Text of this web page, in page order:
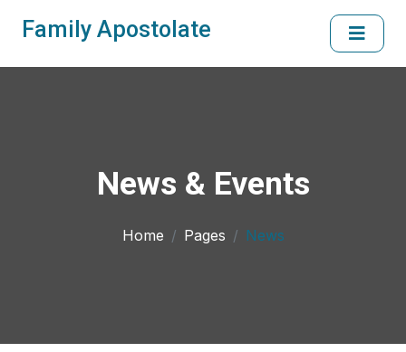
Family Apostolate
News & Events
Home Pages News